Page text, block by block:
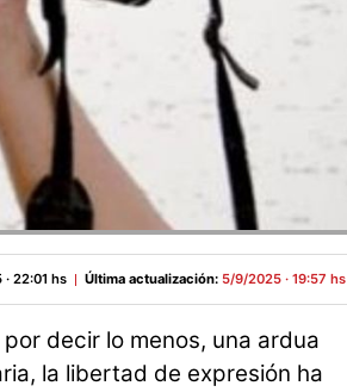
22:01 hs Última actualización: 5/9/2025 · 19:57 hs
decir lo menos, una ardua
la libertad de expresión ha